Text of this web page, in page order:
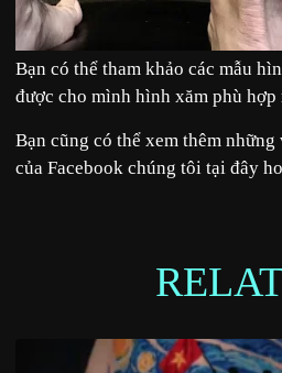
Bạn có thể tham khảo các mẫu
được cho mình hình xăm phù hợp
Bạn cũng có thể xem thêm
của Facebook chúng tôi tại đây